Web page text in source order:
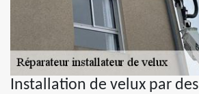
Installation de velux par des